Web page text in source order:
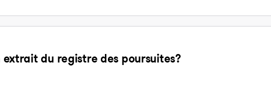
du registre des poursuites?